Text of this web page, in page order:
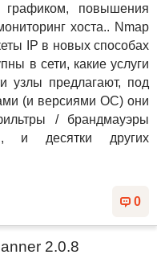
графиком, повышения
хоста.. Nmap
IP в новых способах
в сети, какие услуги
узлы предлагают, под
(и версиями ОС) они
/ брандмауэры
и десятки других
0
2.0.8